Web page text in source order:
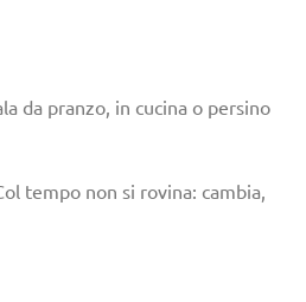
da pranzo, in cucina o persino
tempo non si rovina: cambia,